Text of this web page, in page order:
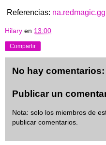
Referencias: na.redmagic.gg
Hilary en 13:00
Compartir
No hay comentarios:
Publicar un
Nota: solo los miembros de
publicar comentarios.